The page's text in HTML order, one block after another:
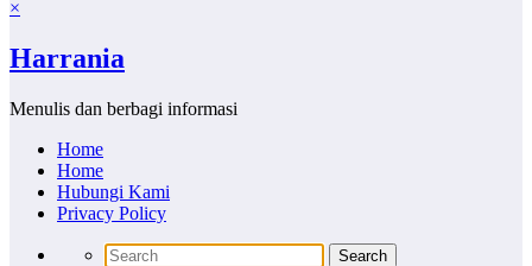
×
Harrania
Menulis dan berbagi informasi
Home
Home
Hubungi Kami
Privacy Policy